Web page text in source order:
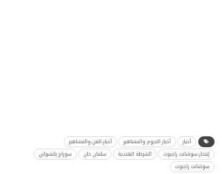
أحبار أحبار النجوم والمشاهير
أحبار،الفن،والمشاهير
إنتحار،سوشانت راجبوت
الشرطة الهندية سلمان خان
سوراج بانشولي
سوشانت راجبوت